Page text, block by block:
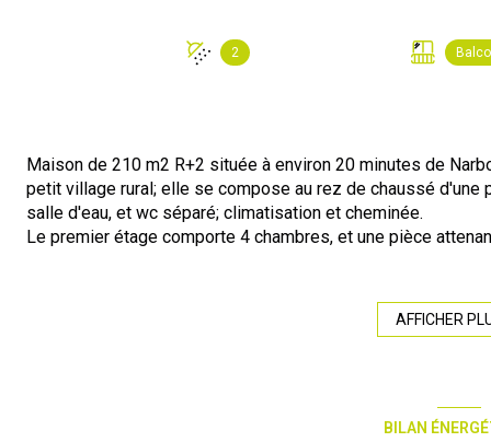
2
Maison de 210 m2 R+2 située à environ 20 minutes de
petit village rural; elle se compose au rez de chaussé
salle d'eau, et wc séparé; climatisation et cheminée.
Le premier étage comporte 4 chambres, et une pièce
étage mansardé, par lequel nous accédons également à
Cette Maison offre de nombreuses possibilités selon vos
Contactez Corinne SAUVENT EI - RSAC 911 798 593 au O
AFFICHER
BILAN